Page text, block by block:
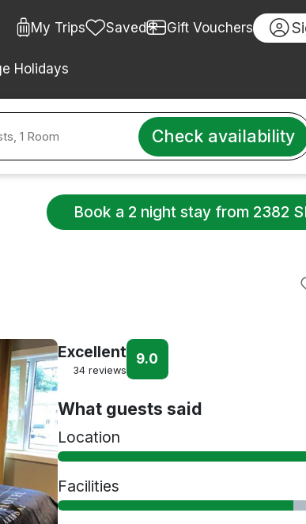
My Trips Saved Gift Vouchers
Holidays
1 Room Check availability
Book a 2 night stay from 2382
Excellent
34 reviews
9.0
What guests said
Location
Facilities